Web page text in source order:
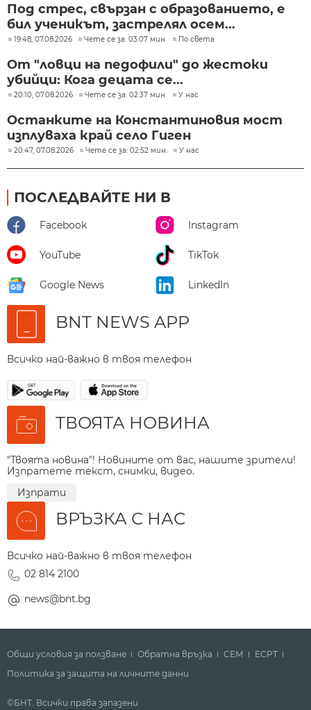
Под стрес, свързан с образованието, е
бил ученикът, застрелял осем...
19:48, 07.08.2026 Чете се за: 03:07 мин. По света
От "ловци на педофили" до жестоки
убийци: Кога децата се...
20:10, 07.08.2026 Чете се за: 02:37 мин. У нас
Останките на Константиновия мост
изплуваха край село Гиген
20:47, 07.08.2026 Чете се за: 02:52 мин. У нас
ПОСЛЕДВАЙТЕ НИ В
Facebook Instagram
YouTube TikTok
Google News LinkedIn
BNT NEWS APP
Всичко най-важно в твоя телефон
ТВОЯТА НОВИНА
"Твоята новина"! Новините от вас, нашите зрители!
Изпратете текст, снимки, видео.
Изпрати
ВРЪЗКА С НАС
Всичко най-важно в твоя телефон
02 814 2100
news@bnt.bg
Общи условия за ползване Обратна връзка СЕМ
ECPT
Политика за защита на личните данни
©БНТ. Всички права запазени